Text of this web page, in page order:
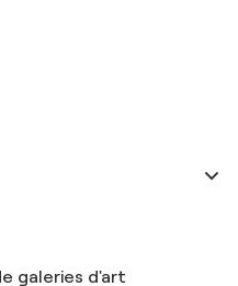
galeries d'art